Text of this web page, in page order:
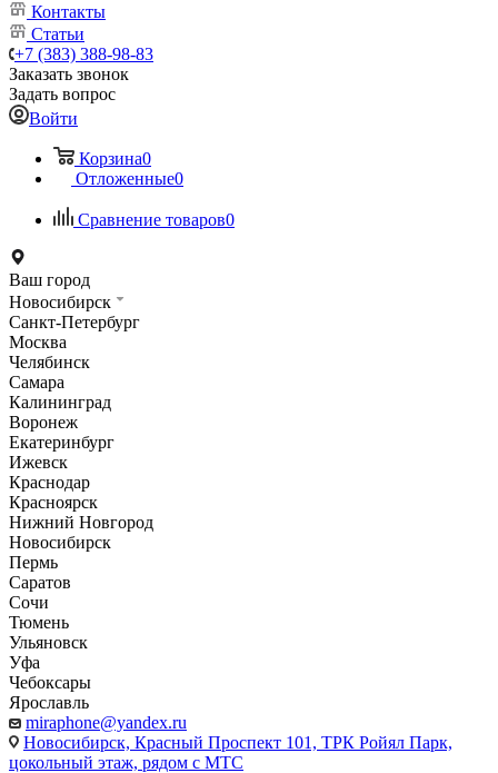
Контакты
Статьи
+7 (383) 388-98-83
Заказать звонок
Задать вопрос
Войти
Корзина0
Отложенные0
Сравнение товаров0
Ваш город
Новосибирск
Санкт-Петербург
Москва
Челябинск
Самара
Калининград
Воронеж
Екатеринбург
Ижевск
Краснодар
Красноярск
Нижний Новгород
Новосибирск
Пермь
Саратов
Сочи
Тюмень
Ульяновск
Уфа
Чебоксары
Ярославль
miraphone@yandex.ru
Новосибирск, Красный Проспект 101, ТРК Ройял Парк,
цокольный этаж, рядом с МТС